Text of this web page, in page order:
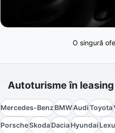
O singură
Autoturisme în leasing
Mercedes-BenzBMWAudiToyota
PorscheSkodaDaciaHyundai